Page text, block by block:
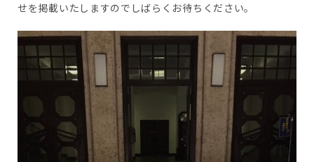
せを掲載いたしますのでしばらくお待ちください。